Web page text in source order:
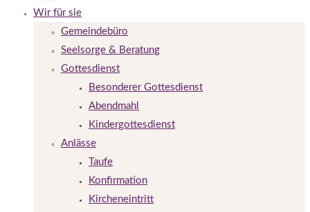
Wir für sie
Gemeindebüro
Seelsorge & Beratung
Gottesdienst
Besonderer Gottesdienst
Abendmahl
Kindergottesdienst
Anlässe
Taufe
Konfirmation
Kircheneintritt